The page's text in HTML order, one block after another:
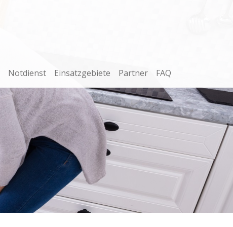
Notdienst Einsatzgebiete Partner FAQ